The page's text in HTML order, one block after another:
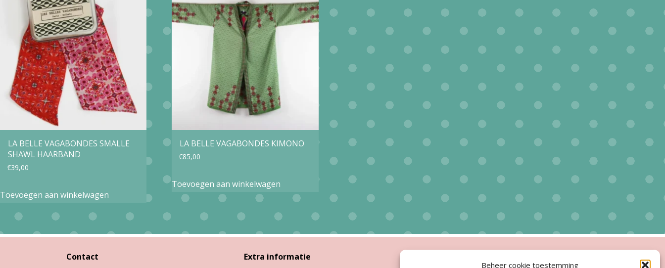
Beheer cookie toestemming
LA BELLE VAGABONDES SMALLE
SHAWL HAARBAND
€39,00
Toevoegen aan winkelwagen
LA BELLE VAGABONDES KIMONO
€85,00
Toevoegen aan winkelwagen
Contact Extra informatie